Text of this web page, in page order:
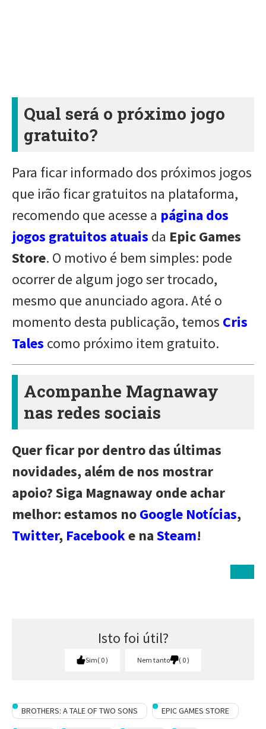
Qual será o próximo jogo
gratuito?
Para ficar informado dos próximos jogos
que irão ficar gratuitos na plataforma,
recomendo que acesse a página dos
jogos gratuitos atuais da Epic Games
Store. O motivo é bem simples: pode
ocorrer de algum jogo ser trocado,
mesmo que anunciado agora. Até o
momento desta publicação, temos Cris
Tales como próximo item gratuito.
Acompanhe Magnaway
nas redes sociais
Quer ficar por dentro das últimas
novidades, além de nos mostrar
apoio? Siga Magnaway onde achar
melhor: estamos noGoogle Notícias,
Twitter, Facebooke naSteam!
Isto foi útil?
Sim 0 Nem tanto 0
BROTHERS: A TALE OF TWO SONS EPIC GAMES STORE